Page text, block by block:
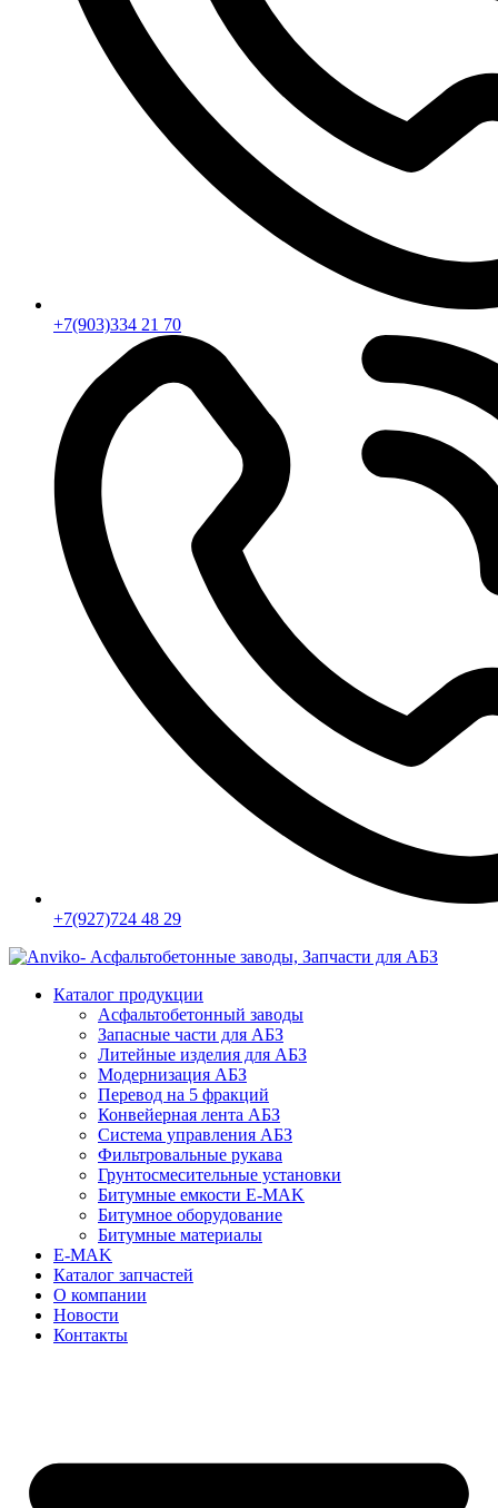
+7(903)334 21 70
+7(927)724 48 29
Каталог продукции
Асфальтобетонный заводы
Запасные части для АБЗ
Литейные изделия для АБЗ
Модернизация АБЗ
Перевод на 5 фракций
Конвейерная лента АБЗ
Система управления АБЗ
Фильтровальные рукава
Грунтосмесительные установки
Битумные емкости E-MAK
Битумное оборудование
Битумные материалы
E-MAK
Каталог запчастей
О компании
Новости
Контакты